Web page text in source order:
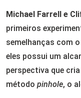
Michael Farrell e
primeiros
semelhanças com
eles possui um
perspectiva que cria
método pinhole, o